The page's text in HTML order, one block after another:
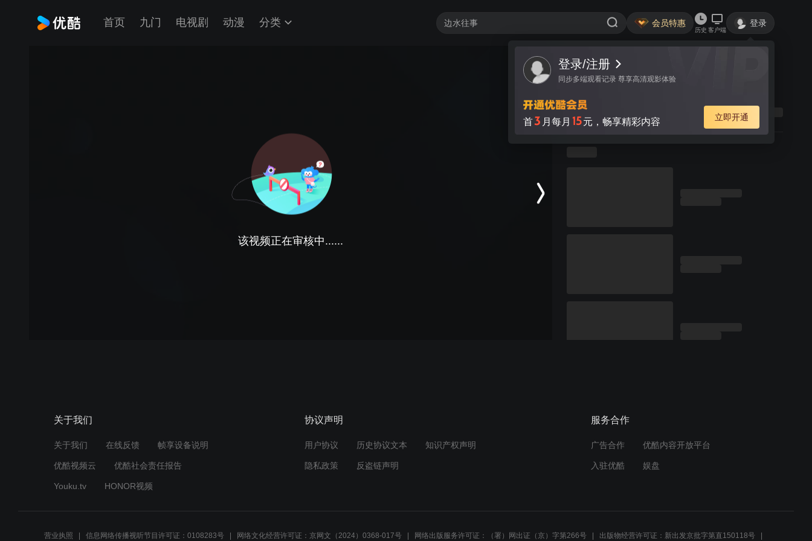
首页 九门 电视剧 动漫 分类 会员特惠
历史 客户端
登录
登录/注册
同步多端观看记录 尊享高清观影体验
首3 月每月 15元，畅享精彩内容 立即开通
该视频正在审核中......
关于我们
关于我们 在线反馈 帧享设备说明
优酷视频云 优酷社会责任报告
Youku.tv HONOR视频
协议声明
用户协议 历史协议文本 知识产权声明
隐私政策 反盗链声明
服务合作
广告合作 优酷内容开放平台
入驻优酷 娱盘
营业执照 信息网络传播视听节目许可证：0108283号 网络文化经营许可证：京网文（2024）0368-017号 网络出版服务许可证：（署）网出证（京）字第266号 出版物经营许可证：新出发京批字第直150118号